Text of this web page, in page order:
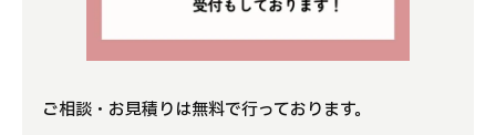
ご相談・お見積りは無料で行っております。